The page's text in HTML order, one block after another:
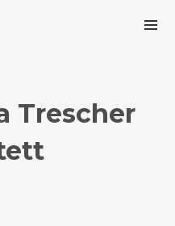
Trescher